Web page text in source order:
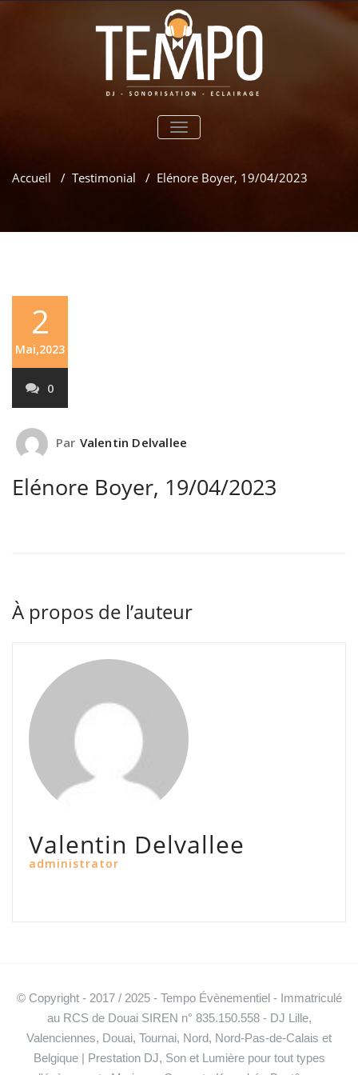
TOGGLE
Accueil / Testimonial / Elénore Boyer, 19/04/2023
2
Mai,2023
0
Par Valentin Delvallee
Elénore Boyer, 19/04/2023
À propos de l’auteur
Valentin Delvallee
administrator
© Copyright - 2017 / 2025 - Tempo Évènementiel - Immatriculé
au RCS de Douai SIREN n° 835.150.558 - DJ Lille,
Valenciennes, Douai, Tournai, Nord, Nord-Pas-de-Calais et
Belgique | Prestation DJ, Son et Lumière pour tout types